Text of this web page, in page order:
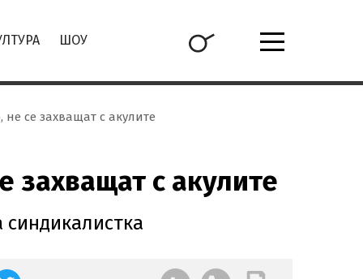
ШОУ
се захващат с акулите
захващат с акулите